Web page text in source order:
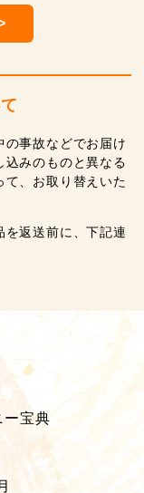
事故などでお届け
みのものと異なる
、お取り替えいた
を返送前に、下記連
ー宝典